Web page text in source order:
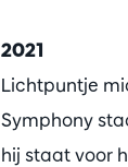
2021
Lichtpuntje
Symphony
hij staat voor